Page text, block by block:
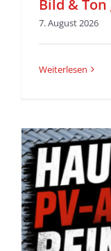
7. August 2026
Weiterlesen